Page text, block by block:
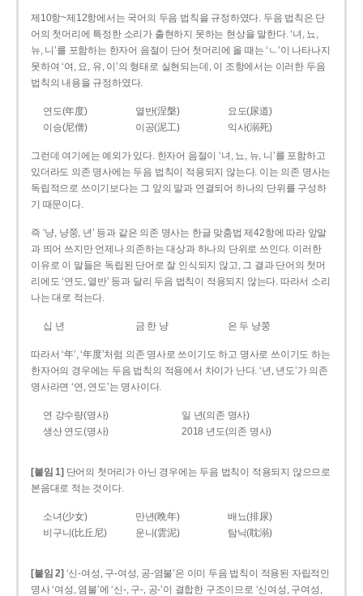
제10항~제12항에서는 국어의 두음 법칙을 규정하였다. 두음 법칙은 단
어의 첫머리에 특정한 소리가 출현하지 못하는 현상을 말한다. ‘녀, 뇨,
뉴, 니’를 포함하는 한자어 음절이 단어 첫머리에 올 때는 ‘ㄴ’이 나타나지
못하여 ‘여, 요, 유, 이’의 형태로 실현되는데, 이 조항에서는 이러한 두음
법칙의 내용을 규정하였다.
연도(年度) 열반(涅槃)
요도(尿道)
이승(尼僧)
이공(泥工) 익사(溺死)
그런데 여기에는 예외가 있다. 한자어 음절이 ‘녀, 뇨, 뉴, 니’를 포함하고
있더라도 의존 명사에는 두음 법칙이 적용되지 않는다. 이는 의존 명사는
독립적으로 쓰이기보다는 그 앞의 말과 연결되어 하나의 단위를 구성하
기 때문이다.
즉 ‘냥, 냥쭝, 년’ 등과 같은 의존 명사는 한글 맞춤법 제42항에 따라 앞말
과 띄어 쓰지만 언제나 의존하는 대상과 하나의 단위로 쓰인다. 이러한
이유로 이 말들은 독립된 단어로 잘 인식되지 않고, 그 결과 단어의 첫머
리에도 ‘연도, 열반’ 등과 달리 두음 법칙이 적용되지 않는다. 따라서 소리
나는 대로 적는다.
십 년 금 한 냥 은 두 냥쭝
따라서 ‘年’, ‘年度’처럼 의존 명사로 쓰이기도 하고 명사로 쓰이기도 하는
한자어의 경우에는 두음 법칙의 적용에서 차이가 난다. ‘년, 년도’가 의존
명사라면 ‘연, 연도’는 명사이다.
연 강수량(명사)
일 년(의존 명사)
생산 연도(명사)
2018 년도(의존 명사)
[붙임 1] 단어의 첫머리가 아닌 경우에는 두음 법칙이 적용되지 않으므로
본음대로 적는 것이다.
소녀(少女) 만년(晩年)
배뇨(排尿)
비구니(比丘尼)
운니(雲泥) 탐닉(耽溺)
[붙임 2] ‘신-여성, 구-여성, 공-염불’은 이미 두음 법칙이 적용된 자립적인
명사 ‘여성, 염불’에 ‘신-, 구-, 공-’이 결합한 구조이므로 ‘신여성, 구여성,